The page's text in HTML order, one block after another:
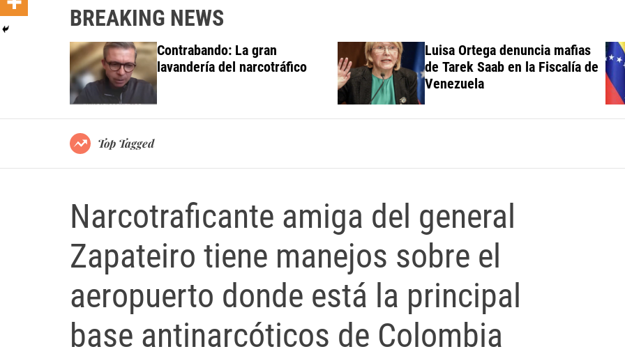
BREAKING NEWS
Contrabando: La gran
lavandería del narcotráfico
Luisa Ortega denuncia mafias
de Tarek Saab en la Fiscalía de
Venezuela
Top Tagged
Narcotraficante amiga del general
Zapateiro tiene manejos sobre el
aeropuerto donde está la principal
base antinarcóticos de Colombia